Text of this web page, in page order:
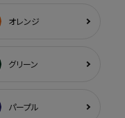
オレンジ
グリーン
パープル